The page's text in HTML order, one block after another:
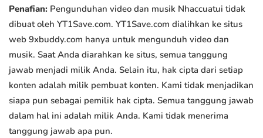
Penafian: Pengunduhan video dan musik Nhaccuatui tidak
dibuat oleh YT1Save.com. YT1Save.com dialihkan ke situs
web 9xbuddy.com hanya untuk mengunduh video dan
musik. Saat Anda diarahkan ke situs, semua tanggung
jawab menjadi milik Anda. Selain itu, hak cipta dari setiap
konten adalah milik pembuat konten. Kami tidak menjadikan
siapa pun sebagai pemilik hak cipta. Semua tanggung jawab
dalam hal ini adalah milik Anda. Kami tidak menerima
tanggung jawab apa pun.